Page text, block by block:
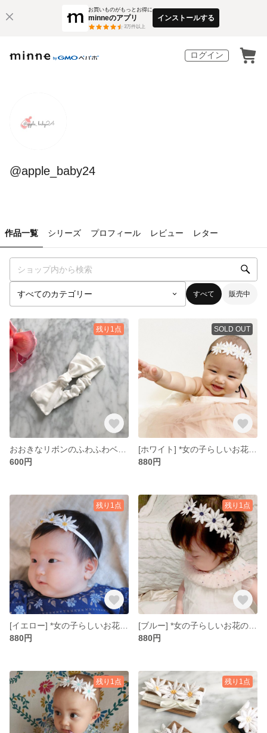
お買いものがもっとお得に
minneのアプリ
3万件以上
インストールする
ログイン
@apple_baby24
作品一覧 シリーズ プロフィール レビュー レター
すべて 販売中
残り1点
600円
SOLD OUT
880円
残り1点
880円
残り1点
880円
残り1点 残り1点